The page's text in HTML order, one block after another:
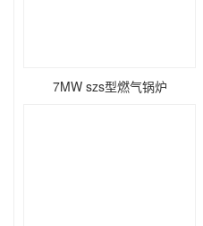
7MW szs型燃气锅炉